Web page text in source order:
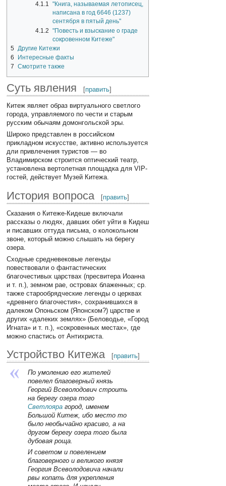
4.1.1 "Книга, называемая летописец,
написана в год 6646 (1237)
сентября в пятый день"
4.1.2 "Повесть и взыскание о граде
сокровенном Китеже"
5 Другие Китежи
6
Интересные факты
7
Смотрите также
Суть явления [править]
Китеж являет образ виртуального светлого
города, управляемого по чести и старым
русским обычаям домонгольской эры.
Широко представлен в российском
прикладном искусстве, активно используется
дли привлечения туристов — во
Владимирском строится оптический театр,
установлена вертолетная площадка для VIP-
гостей, действует Музей Китежа.
История вопроса [править]
Сказания о Китеже-Кидеше включали
рассказы о людях, давших обет уйти в Кидеш
и писавших оттуда письма, о колокольном
звоне, который можно слышать на берегу
озера.
Сходные средневековые легенды
повествовали о фантастических
благочестивых царствах (пресвитера Иоанна
и т. п.), земном рае, островах блаженных; ср.
также старообрядческие легенды о церквах
«древнего благочестия», сохранившихся в
далеком Опоньском (Японском?) царстве и
других «далеких землях» (Беловодье, «Город
Игната» и т. п.), «сокровенных местах», где
можно спастись от Антихриста.
Устройство Китежа [править]
По умолению его жителей
повелел благоверный князь
Георгий Всеволодович строить
на берегу озера того
Светлояра город, именем
Большой Китеж, ибо место то
было необычайно красиво, а на
другом берегу озера того была
дубовая роща.
И советом и повелением
благоверного и великого князя
Георгия Всеволодовича начали
рвы копать для укрепления